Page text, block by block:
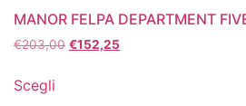
MANOR FELPA DEPARTMENT
€203,00 €152,25
Scegli